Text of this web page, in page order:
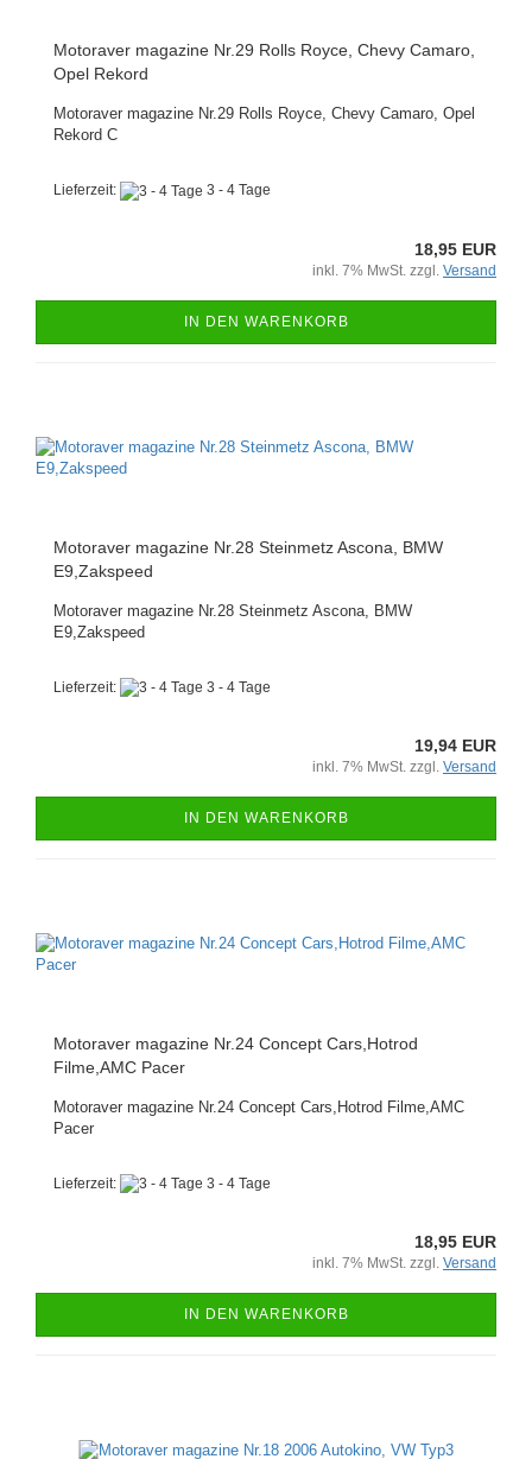
Motoraver magazine Nr.29 Rolls Royce, Chevy Camaro,
Opel Rekord
Motoraver magazine Nr.29 Rolls Royce, Chevy Camaro, Opel
Rekord C
Lieferzeit: 3 - 4 Tage
18,95 EUR
inkl. 7% MwSt. zzgl. Versand
IN DEN WARENKORB
Motoraver magazine Nr.28 Steinmetz Ascona, BMW
E9,Zakspeed
Motoraver magazine Nr.28 Steinmetz Ascona, BMW
E9,Zakspeed
Lieferzeit: 3 - 4 Tage
19,94 EUR
inkl. 7% MwSt. zzgl. Versand
IN DEN WARENKORB
Motoraver magazine Nr.24 Concept Cars,Hotrod
Filme,AMC Pacer
Motoraver magazine Nr.24 Concept Cars,Hotrod Filme,AMC
Pacer
Lieferzeit: 3 - 4 Tage
18,95 EUR
inkl. 7% MwSt. zzgl. Versand
IN DEN WARENKORB